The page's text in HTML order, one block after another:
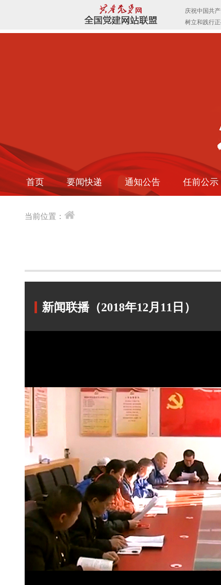
首页 要闻快递 通知公告 任前公示
当前位置：
新闻联播（2018年12月11日）